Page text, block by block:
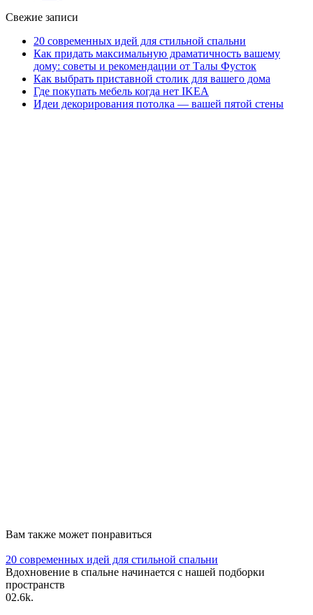
Свежие записи
20 современных идей для стильной спальни
Как придать максимальную драматичность вашему
дому: советы и рекомендации от Талы Фусток
Как выбрать приставной столик для вашего дома
Где покупать мебель когда нет IKEA
Идеи декорирования потолка — вашей пятой стены
Вам также может понравиться
20 современных идей для стильной спальни
Вдохновение в спальне начинается с нашей подборки
пространств
02.6k.